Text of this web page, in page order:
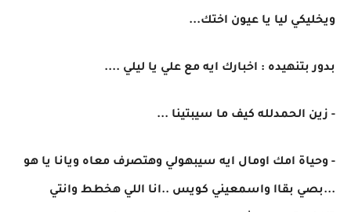
ويخليكي ليا يا عيون اختك...
بدور بتنهيده : اخبارك ايه مع علي يا ليلي ....
- زين الحمدلله كيف ما سيبتينا ...
- وحياة امك اومال ايه سيبهولي وهتصرف معاه ويانا يا هو
...بصي بقاا واسمعيني كويس ..انا اللي هخطط وانتي